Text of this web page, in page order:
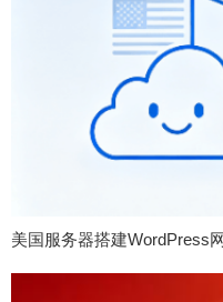
美国服务器搭建WordPress